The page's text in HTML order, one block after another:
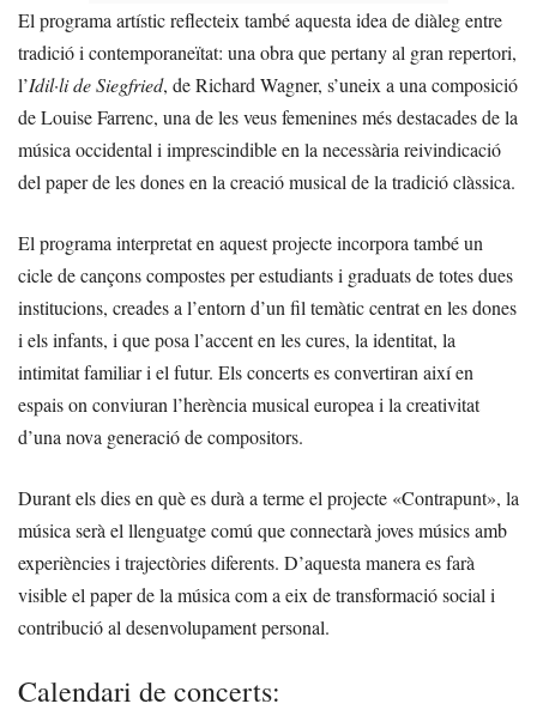
El programa artístic reflecteix també aquesta idea de diàleg entre
tradició i contemporaneïtat: una obra que pertany al gran repertori,
l’Idil·li de Siegfried, de Richard Wagner, s’uneix a una composició
de Louise Farrenc, una de les veus femenines més destacades de la
música occidental i imprescindible en la necessària reivindicació
del paper de les dones en la creació musical de la tradició clàssica.
El programa interpretat en aquest projecte incorpora també un
cicle de cançons compostes per estudiants i graduats de totes dues
institucions, creades a l’entorn d’un fil temàtic centrat en les dones
i els infants, i que posa l’accent en les cures, la identitat, la
intimitat familiar i el futur. Els concerts es convertiran així en
espais on conviuran l’herència musical europea i la creativitat
d’una nova generació de compositors.
Durant els dies en què es durà a terme el projecte «Contrapunt», la
música serà el llenguatge comú que connectarà joves músics amb
experiències i trajectòries diferents. D’aquesta manera es farà
visible el paper de la música com a eix de transformació social i
contribució al desenvolupament personal.
Calendari de concerts: